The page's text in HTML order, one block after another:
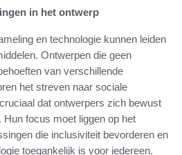
in het ontwerp
en technologie kunnen leiden
Ontwerpen die geen
van verschillende
het streven naar sociale
dat ontwerpers zich bewust
focus moet liggen op het
die inclusiviteit bevorderen en
toegankelijk is voor iedereen.